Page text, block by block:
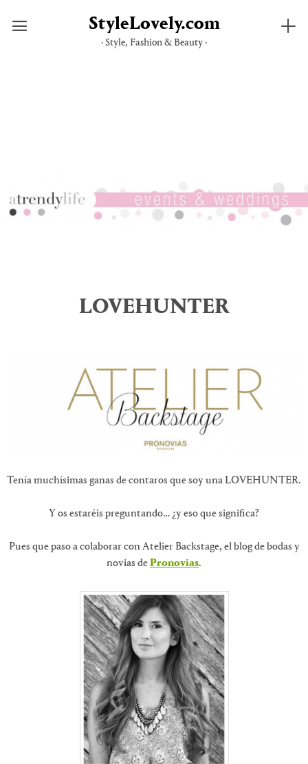
StyleLovely.com
· Style, Fashion & Beauty ·
LOVEHUNTER
Tenía muchísimas ganas de contaros que soy una LOVEHUNTER.
Y os estaréis preguntando… ¿y eso que significa?
Pues que paso a colaborar con Atelier Backstage, el blog de bodas y
novias dePronovias.